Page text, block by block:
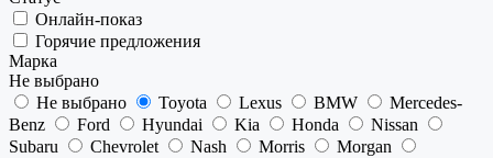
Онлайн-показ
Горячие предложения
Марка
Не выбрано
Не выбрано
Toyota Lexus BMW
Mercedes-
Benz
Ford Hyundai Kia Honda
Nissan
Subaru
Chevrolet Nash Morris
Morgan